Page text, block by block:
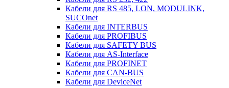
Кабели для RS 485, LON, MODULINK,
SUCOnet
Кабели для INTERBUS
Кабели для PROFIBUS
Кабели для SAFETY BUS
Кабели для AS-Interface
Кабели для PROFINET
Кабели для CAN-BUS
Кабели для DeviceNet